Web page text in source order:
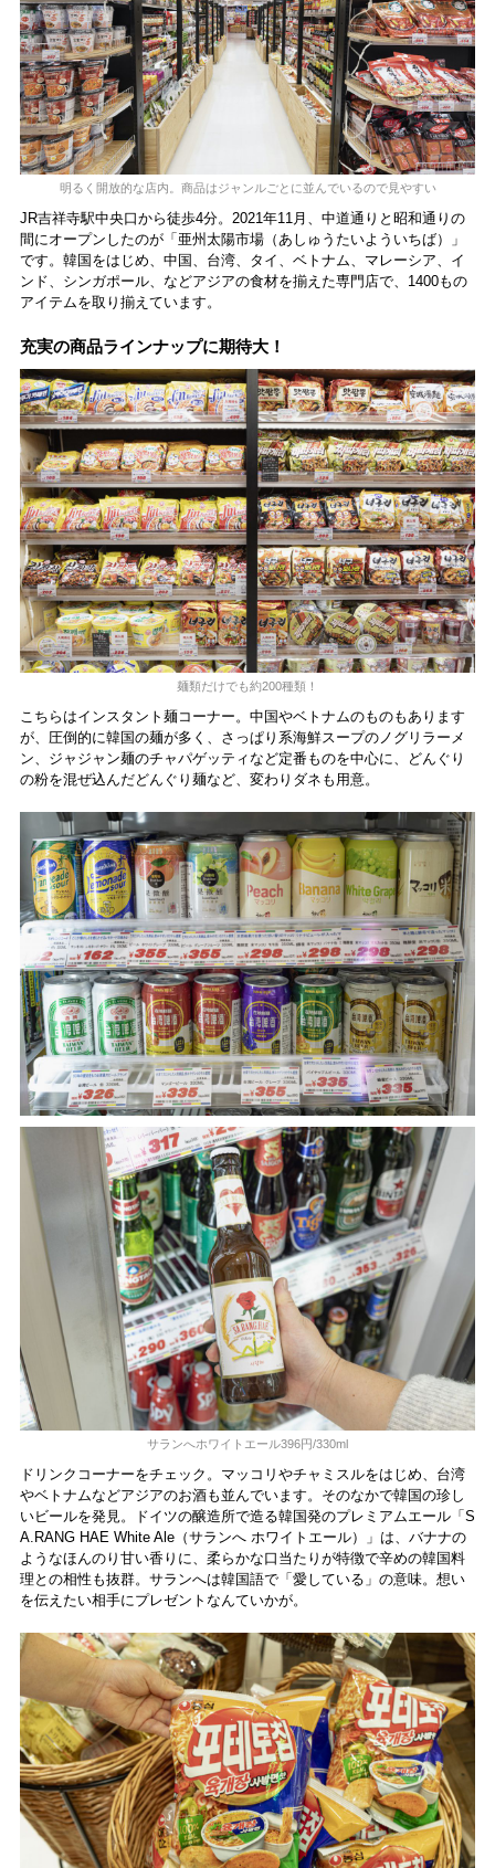
明るく開放的な店内。商品はジャンルごとに並んでいるので見やすい
JR吉祥寺駅中央口から徒歩4分。2021年11月、中道通りと昭和通りの
間にオープンしたのが「亜州太陽市場（あしゅうたいよういちば）」
です。韓国をはじめ、中国、台湾、タイ、ベトナム、マレーシア、イ
ンド、シンガポール、などアジアの食材を揃えた専門店で、1400もの
アイテムを取り揃えています。
充実の商品ラインナップに期待大！
麺類だけでも約200種類！
こちらはインスタント麺コーナー。中国やベトナムのものもあります
が、圧倒的に韓国の麺が多く、さっぱり系海鮮スープのノグリラーメ
ン、ジャジャン麺のチャパゲッティなど定番ものを中心に、どんぐり
の粉を混ぜ込んだどんぐり麺など、変わりダネも用意。
サランへホワイトエール396円/330ml
ドリンクコーナーをチェック。マッコリやチャミスルをはじめ、台湾
やベトナムなどアジアのお酒も並んでいます。そのなかで韓国の珍し
いビールを発見。ドイツの醸造所で造る韓国発のプレミアムエール「S
A.RANG HAE White Ale（サランへ ホワイトエール）」は、バナナの
ようなほんのり甘い香りに、柔らかな口当たりが特徴で辛めの韓国料
理との相性も抜群。サランへは韓国語で「愛している」の意味。想い
を伝えたい相手にプレゼントなんていかが。